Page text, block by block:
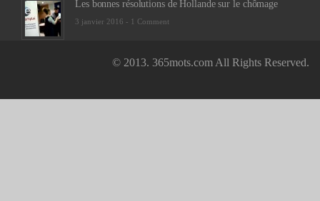
Les bonnes résolutions de Hollande sur le chômage
3 janvier 2016 - 1 Comment
© 2013. 365mots.com All Rights Reserved.